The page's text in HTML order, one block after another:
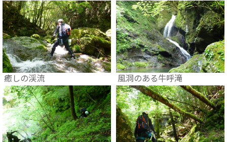
癒しの渓流 風洞のある牛呼滝